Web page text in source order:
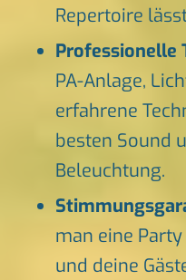
Repertoire
Professionelle
PA-Anlage,
erfahrene
besten Sound
Beleuchtung.
man eine
und deine